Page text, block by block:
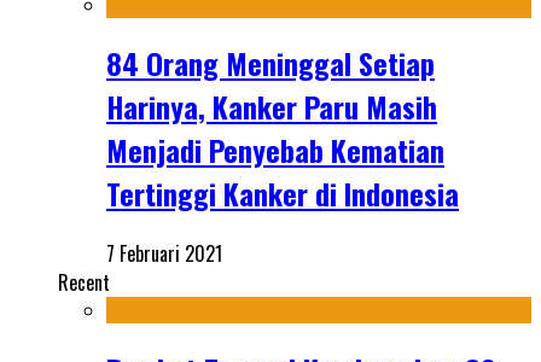
84 Orang Meninggal Setiap
Harinya, Kanker Paru Masih
Menjadi Penyebab Kematian
Tertinggi Kanker di Indonesia
7 Februari 2021
Recent